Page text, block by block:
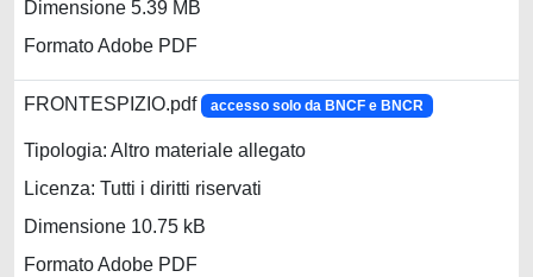
Dimensione 5.39 MB
Formato Adobe PDF
FRONTESPIZIO.pdf accesso solo da BNCF e BNCR
Tipologia: Altro materiale allegato
Licenza: Tutti i diritti riservati
Dimensione 10.75 kB
Formato Adobe PDF